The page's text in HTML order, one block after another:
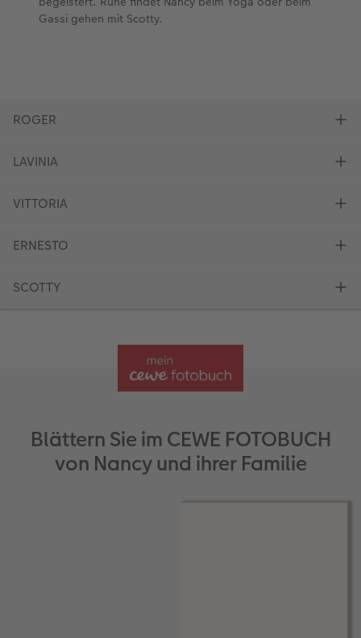
Blättern Sie im CEWE FOTOBUCH
von Nancy und ihrer Familie